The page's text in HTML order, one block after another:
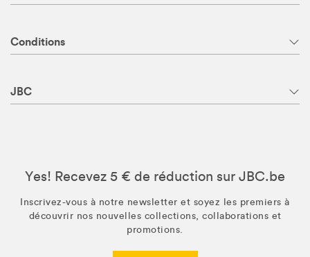
Conditions
JBC
Yes! Recevez 5 € de réduction sur JBC.be
Inscrivez-vous à notre newsletter et soyez les premiers à
découvrir nos nouvelles collections, collaborations et
promotions.